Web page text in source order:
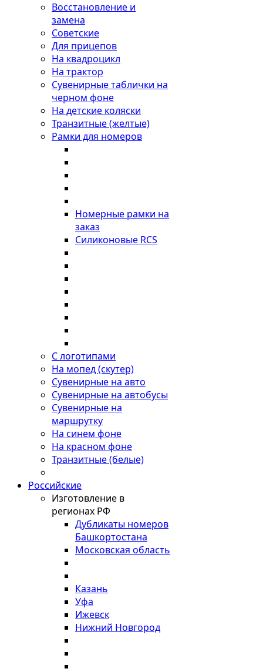
Восстановление и
замена
Советские
Для прицепов
На квадроцикл
На трактор
Сувенирные таблички на
черном фоне
На детские коляски
Транзитные (желтые)
Рамки для номеров
Номерные рамки на
заказ
Силиконовые RCS
С логотипами
На мопед (скутер)
Сувенирные на авто
Сувенирные на автобусы
Сувенирные на
маршрутку
На синем фоне
На красном фоне
Транзитные (белые)
Российские
Изготовление в
регионах РФ
Дубликаты номеров
Башкортостана
Московская область
Казань
Уфа
Ижевск
Нижний Новгород